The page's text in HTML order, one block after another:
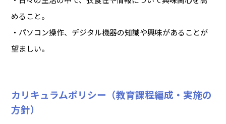
めること。
・パソコン操作、デジタル機器の知識や興味があることが
望ましい。
カリキュラムポリシー（教育課程編成・実施の
方針）